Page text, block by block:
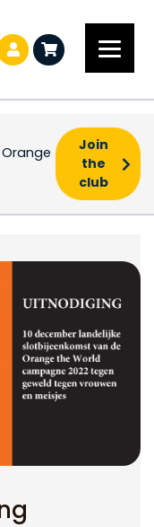
Join
the
club